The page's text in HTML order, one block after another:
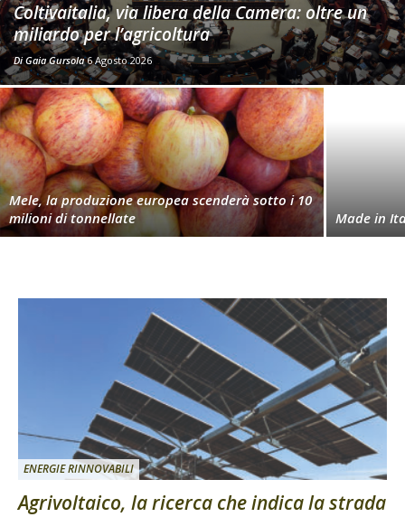
Coltivaitalia, via libera della Camera: oltre un
miliardo per l’agricoltura
DiGaia Gursola 6 Agosto 2026
Mele, la produzione europea scenderà sotto i 10
milioni di tonnellate
Made in
ENERGIE RINNOVABILI
Agrivoltaico, la ricerca che indica la strada